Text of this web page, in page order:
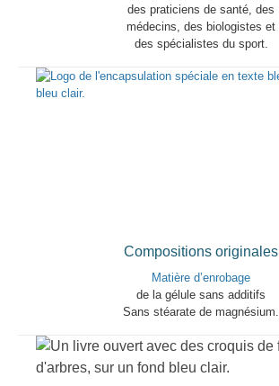
des praticiens de santé, des
médecins, des biologistes et
des spécialistes du sport.
Compositions originales
Matière d’enrobage
de la gélule sans additifs
Sans stéarate de magnésium.